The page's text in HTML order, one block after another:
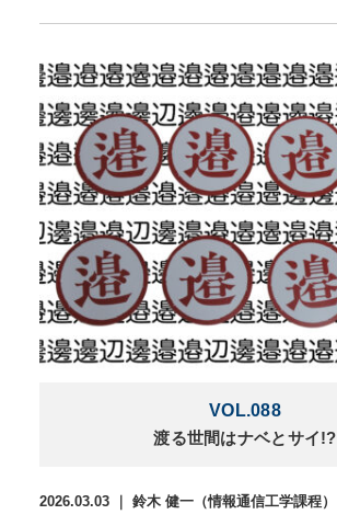
VOL.088
渡る世間はナベとサイ!?
2026.03.03 ｜ 鈴木 健一（情報通信工学課程）